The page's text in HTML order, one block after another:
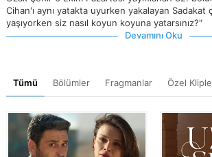
Cihan'ı aynı yatakta uyurken yakalayan Sadakat
yaşıyorken siz nasıl koyun koyuna yatarsınız?"
Devamını Oku
Tümü Bölümler Fragmanlar Özel